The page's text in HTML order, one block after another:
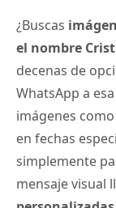
¿Buscas
el nombre
decenas de
WhatsApp a
imágenes
en fechas
simplemente
mensaje visual